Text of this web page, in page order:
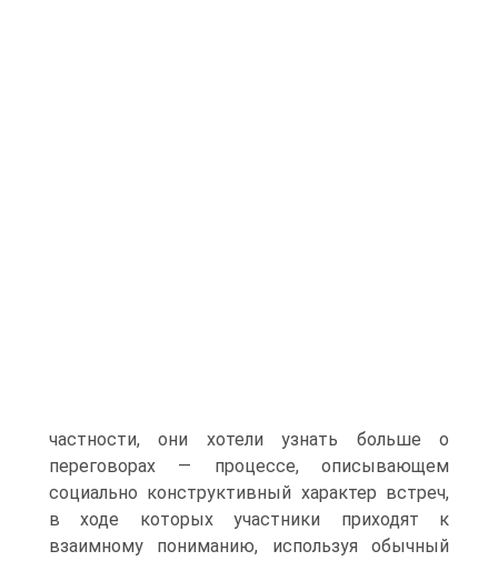
частности, они хотели узнать больше о
переговорах — процессе, описывающем
социально конструктивный характер встреч,
в ходе которых участники приходят к
взаимному пониманию, используя обычный